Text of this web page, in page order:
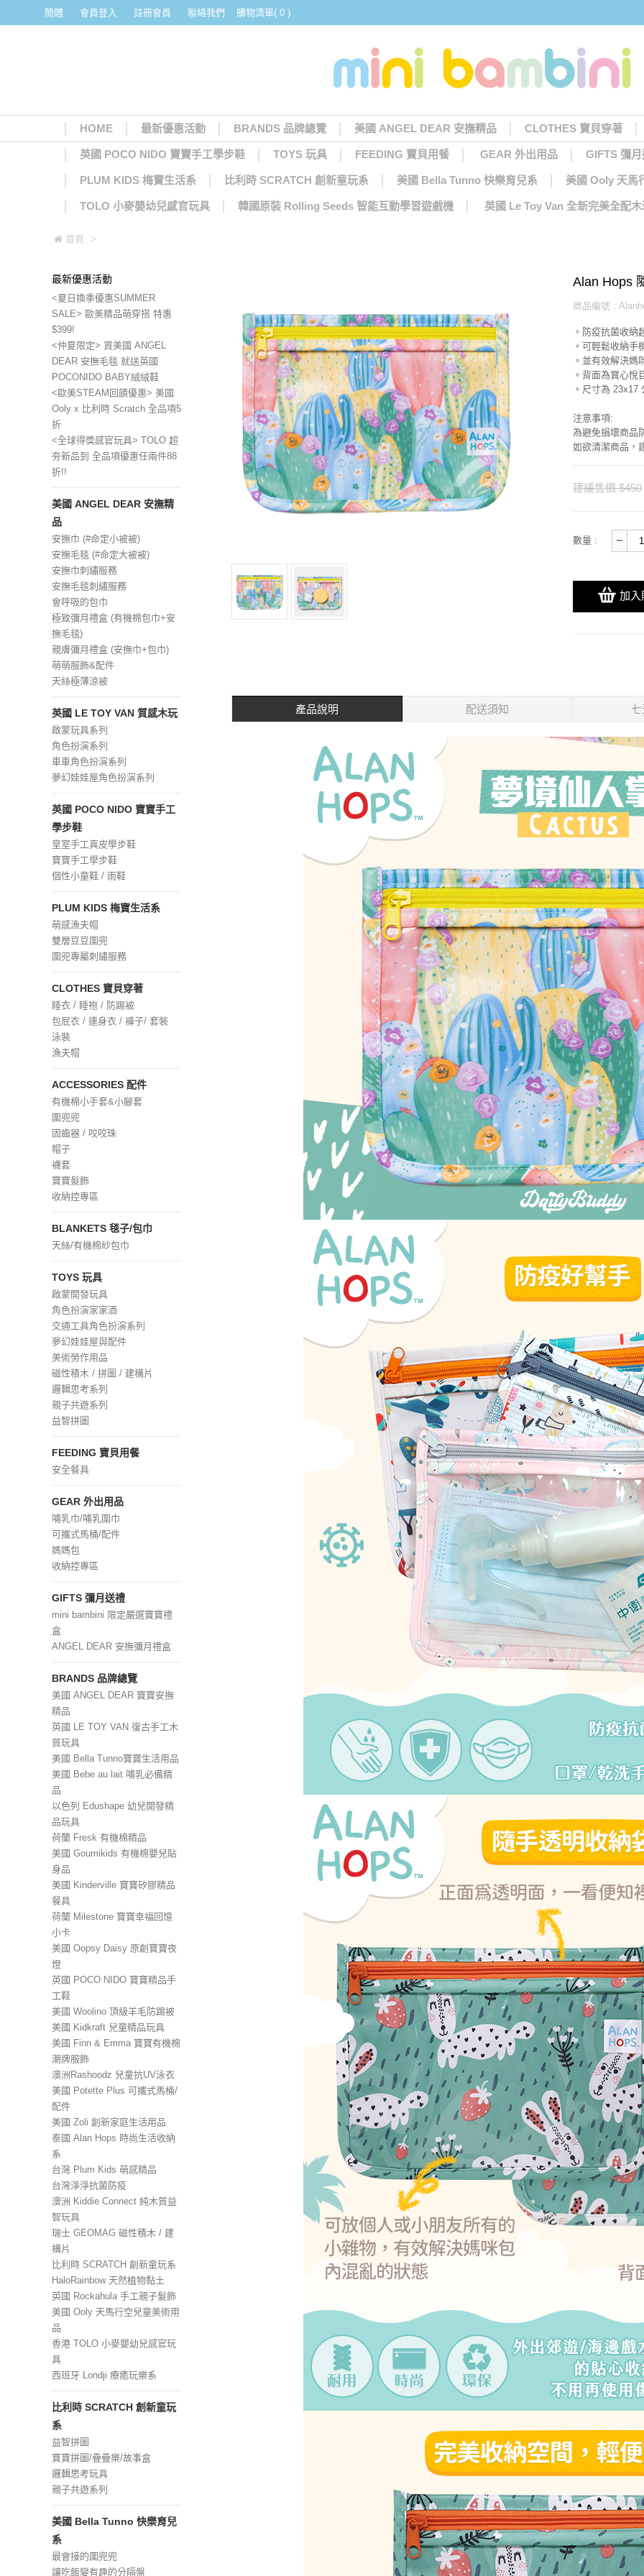
簡體 會員登入 註冊會員 聯絡我們 購物清單( 0 )
HOME 最新優惠活動 BRANDS 品牌總覽 美國 ANGEL DEAR 安撫精品 CLOTHES 寶貝穿著
英國 POCO NIDO 寶寶手工學步鞋 TOYS 玩具 FEEDING 寶貝用餐 GEAR 外出用品 GIFTS 彌
PLUM KIDS 梅寶生活系 比利時 SCRATCH 創新童玩系 美國 Bella Tunno 快樂育兒系 美國 Ooly 天馬
TOLO 小麥嬰幼兒感官玩具 韓國原裝 Rolling Seeds 智能互動學習遊戲機 英國 Le Toy Van 全新完美全配
首頁 >
最新優惠活動
<夏日換季優惠SUMMER
SALE> 歐美精品萌穿搭 特惠
$399!
<仲夏限定> 買美國 ANGEL
DEAR 安撫毛毯 就送英國
POCONIDO BABY絨絨鞋
<歐美STEAM回饋優惠> 美國
Ooly x 比利時 Scratch 全品項5
折
<全球得獎感官玩具> TOLO 超
夯新品到 全品項優惠任兩件88
折!!
美國 ANGEL DEAR 安撫精
品
安撫巾 (#命定小被被)
安撫毛毯 (#命定大被被)
安撫巾刺繡服務
安撫毛毯刺繡服務
會呼吸的包巾
極致彌月禮盒 (有機棉包巾+安
撫毛毯)
親膚彌月禮盒 (安撫巾+包巾)
萌萌服飾&配件
天絲極薄涼被
英國 LE TOY VAN 質感木玩
啟蒙玩具系列
角色扮演系列
車車角色扮演系列
夢幻娃娃屋角色扮演系列
英國 POCO NIDO 寶寶手工
學步鞋
皇室手工真皮學步鞋
寶寶手工學步鞋
個性小童鞋 / 雨鞋
PLUM KIDS 梅寶生活系
萌感漁夫帽
雙層豆豆圍兜
圍兜專屬刺繡服務
CLOTHES 寶貝穿著
睡衣 / 睡袍 / 防踢被
包屁衣 / 連身衣 / 褲子/ 套裝
泳裝
漁夫帽
ACCESSORIES 配件
有機棉小手套&小腳套
圍兜兜
固齒器 / 咬咬珠
帽子
襪套
寶寶髮飾
收納控專區
BLANKETS 毯子/包巾
天絲/有機棉紗包巾
TOYS 玩具
啟蒙開發玩具
角色扮演家家酒
交通工具角色扮演系列
夢幻娃娃屋與配件
美術勞作用品
磁性積木 / 拼圖 / 建構片
邏輯思考系列
親子共遊系列
益智拼圖
FEEDING 寶貝用餐
安全餐具
GEAR 外出用品
哺乳巾/哺乳圍巾
可攜式馬桶/配件
媽媽包
收納控專區
GIFTS 彌月送禮
mini bambini 限定嚴選寶寶禮
盒
ANGEL DEAR 安撫彌月禮盒
BRANDS 品牌總覽
美國 ANGEL DEAR 寶寶安撫
精品
英國 LE TOY VAN 復古手工木
質玩具
美國 Bella Tunno寶寶生活用品
美國 Bebe au lait 哺乳必備精
品
以色列 Edushape 幼兒開發精
品玩具
荷蘭 Fresk 有機棉精品
美國 Goumikids 有機棉嬰兒貼
身品
美國 Kinderville 寶寶矽膠精品
餐具
荷蘭 Milestone 寶寶幸福回憶
小卡
美國 Oopsy Daisy 原創寶寶夜
燈
英國 POCO NIDO 寶寶精品手
工鞋
美國 Woolino 頂級羊毛防踢被
美國 Kidkraft 兒童精品玩具
美國 Finn & Emma 寶寶有機棉
潮牌服飾
澳洲Rashoodz 兒童抗UV泳衣
美國 Potette Plus 可攜式馬桶/
配件
美國 Zoli 創新家庭生活用品
泰國 Alan Hops 時尚生活收納
系
台灣 Plum Kids 萌感精品
台灣淨淨抗菌防疫
澳洲 Kiddie Connect 純木質益
智玩具
瑞士 GEOMAG 磁性積木 / 建
構片
比利時 SCRATCH 創新童玩系
HaloRainbow 天然植物黏土
英國 Rockahula 手工親子髮飾
美國 Ooly 天馬行空兒童美術用
品
香港 TOLO 小麥嬰幼兒感官玩
具
西班牙 Londji 療癒玩樂系
比利時 SCRATCH 創新童玩
系
益智拼圖
寶寶拼圖/疊疊樂/故事盒
邏輯思考玩具
親子共遊系列
美國 Bella Tunno 快樂育兒
系
最會接的圍兜兜
讓吃飯變有趣的分隔盤
Alan Hops
商品編號 :
。防疫抗菌收納
。可輕鬆收納手
。並有效解決媽
。背面為賞心悅
。尺寸為 23x17
注意事項:
為避免損壞商品
如欲清潔商品，
建議售價 $450
數量 :
加入
產品說明 配送須知